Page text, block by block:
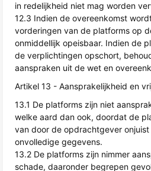
in redelijkheid niet mag worden
12.3 Indien de overeenkomst
vorderingen van de platforms op
onmiddellijk opeisbaar. Indien de
de verplichtingen opschort,
aanspraken uit de wet en
Artikel 13 - Aansprakelijkheid en
13.1 De platforms zijn niet
welke aard dan ook, doordat de
van door de opdrachtgever
onvolledige gegevens.
13.2 De platforms zijn nimmer
schade, daaronder begrepen